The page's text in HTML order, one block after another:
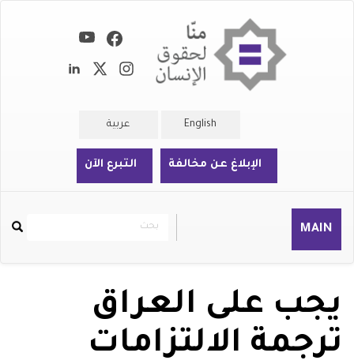
English عربية
الإبلاغ عن مخالفة التبرع الآن
MAIN
Rechercher
بحث
يجب على العراق
ترجمة الالتزامات